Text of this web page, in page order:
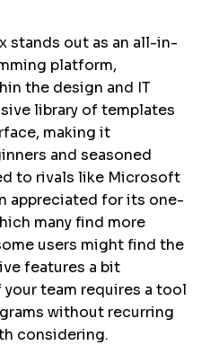
stands out as an all-in-
platform,
the design and IT
library of templates
making it
and seasoned
to rivals like Microsoft
appreciated for its one-
many find more
users might find the
features a bit
team requires a tool
without recurring
considering.